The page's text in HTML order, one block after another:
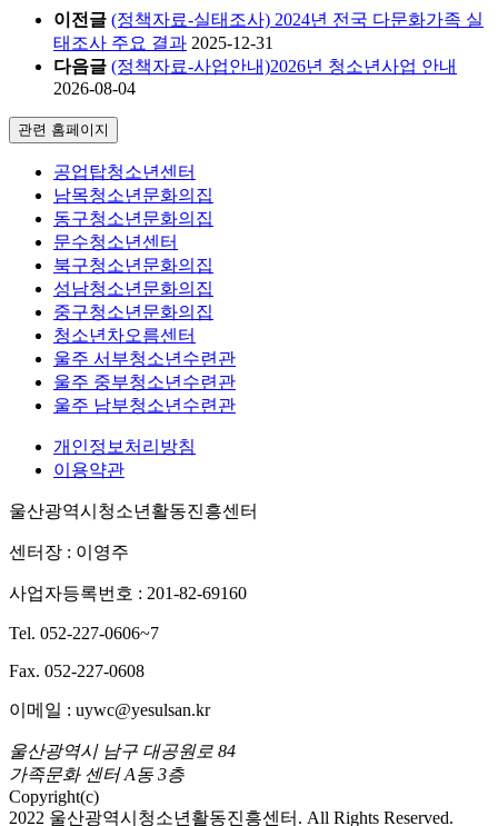
이전글 (정책자료-실태조사) 2024년 전국 다문화가족 실
태조사 주요 결과 2025-12-31
다음글 (정책자료-사업안내)2026년 청소년사업 안내
2026-08-04
관련 홈페이지
공업탑청소년센터
남목청소년문화의집
동구청소년문화의집
문수청소년센터
북구청소년문화의집
성남청소년문화의집
중구청소년문화의집
청소년차오름센터
울주 서부청소년수련관
울주 중부청소년수련관
울주 남부청소년수련관
개인정보처리방침
이용약관
울산광역시청소년활동진흥센터
센터장 : 이영주
사업자등록번호 : 201-82-69160
Tel. 052-227-0606~7
Fax. 052-227-0608
이메일 : uywc@yesulsan.kr
울산광역시 남구 대공원로 84
가족문화 센터 A동 3층
Copyright(c)
2022 울산광역시청소년활동진흥센터. All Rights Reserved.